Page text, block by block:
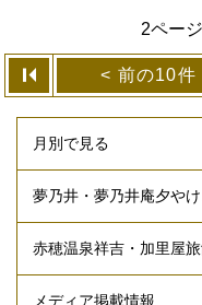
2ペー
前の10件